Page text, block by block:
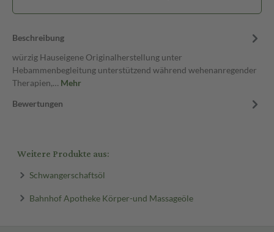
Beschreibung
würzig Hauseigene Originalherstellung unter
Hebammenbegleitung unterstützend während wehenanregender
Therapien,… Mehr
Bewertungen
Weitere Produkte aus:
Schwangerschaftsöl
Bahnhof Apotheke Körper-und Massageöle